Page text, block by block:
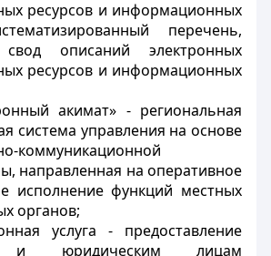
ресурсов и информационных
перечень,
описаний электронных
ресурсов и информационных
акимат» - региональная
система управления на основе
коммуникационной
направленная на оперативное
исполнение функций местных
органов;
услуга - предоставление
и юридическим лицам